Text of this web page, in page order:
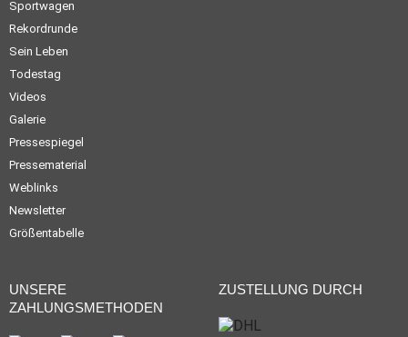
Sportwagen
Rekordrunde
Sein Leben
Todestag
Videos
Galerie
Pressespiegel
Pressematerial
Weblinks
Newsletter
Größentabelle
UNSERE
ZAHLUNGSMETHODEN
ZUSTELLUNG DURCH